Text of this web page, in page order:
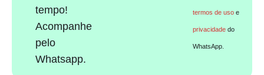
tempo!
Acompanhe
pelo
Whatsapp.
termos de uso e
privacidade do
WhatsApp.